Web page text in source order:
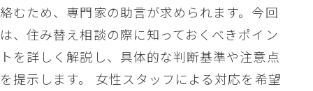
絡むため、専門家の助言が求められます。今回
は、住み替え相談の際に知っておくべきポイン
トを詳しく解説し、具体的な判断基準や注意点
を提示します。 女性スタッフによる対応を希望